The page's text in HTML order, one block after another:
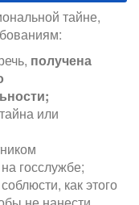
тайне,
получена
или
госслужбе;
как этого